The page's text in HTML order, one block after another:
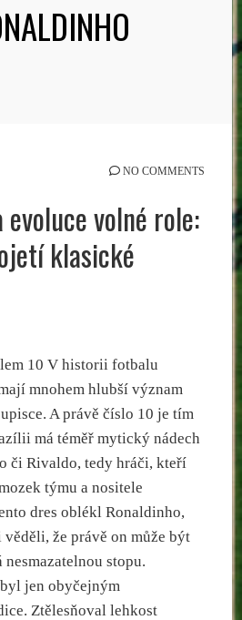
NO COMMENTS
evoluce volné role:
klasické
10 V historii fotbalu
mnohem hlubší význam
A právě číslo 10 je tím
má téměř mytický nádech
či Rivaldo, tedy hráči, kteří
týmu a nositele
dres oblékl Ronaldinho,
že právě on může být
stopu.
jen obyčejným
Ztělesňoval lehkost